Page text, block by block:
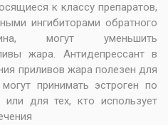
к классу препаратов,
ингибиторами обратного
могут уменьшить
жара. Антидепрессант в
приливов жара полезен для
принимать эстроген по
для тех, кто использует